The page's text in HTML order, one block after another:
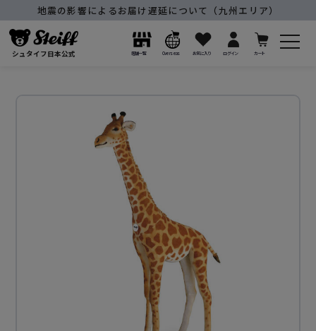
地震の影響によるお届け遅延について（九州エリア）
シュタイフ日本公式 店舗一覧 Overseas お気に入り ログイン カート